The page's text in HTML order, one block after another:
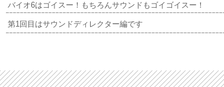
バイオ6はゴイスー！もちろんサウンドもゴイゴイスー！
第1回目はサウンドディレクター編です